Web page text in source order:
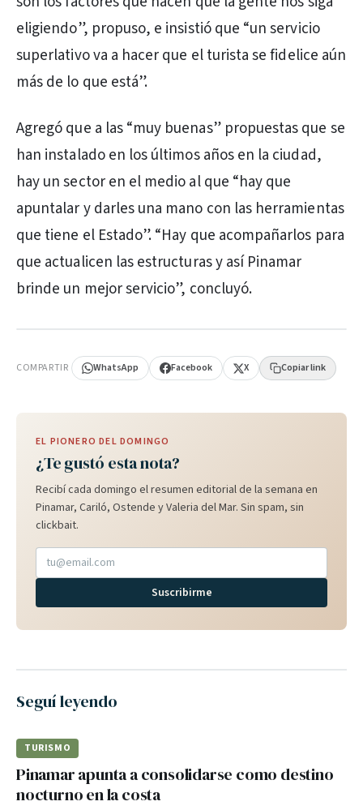
eligiendo”, propuso, e insistió que “un servicio
superlativo va a hacer que el turista se fidelice aún
más de lo que está”.
Agregó que a las “muy buenas” propuestas que se
han instalado en los últimos años en la ciudad,
hay un sector en el medio al que “hay que
apuntalar y darles una mano con las herramientas
que tiene el Estado”. “Hay que acompañarlos para
que actualicen las estructuras y así Pinamar
brinde un mejor servicio”, concluyó.
COMPARTIR WhatsApp Facebook X Copiar link
EL PIONERO DEL DOMINGO
¿Te gustó esta nota?
Recibí cada domingo el resumen editorial de la semana en
Pinamar, Cariló, Ostende y Valeria del Mar. Sin spam, sin
clickbait.
Suscribirme
Seguí leyendo
TURISMO
Pinamar apunta a consolidarse como destino
nocturno en la costa